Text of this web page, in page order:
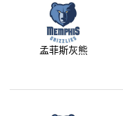
孟菲斯灰熊